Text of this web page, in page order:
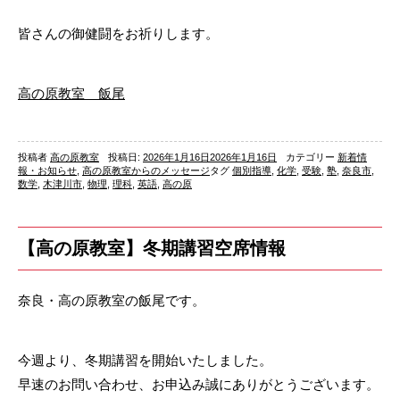
皆さんの御健闘をお祈りします。
高の原教室 飯尾
投稿者 高の原教室 投稿日: 2026年1月16日2026年1月16日 カテゴリー 新着情
報・お知らせ 高の原教室からのメッセージタグ 個別指導 化学 受験 塾 奈良市
数学 木津川市 物理 理科 英語 高の原
【高の原教室】冬期講習空席情報
奈良・高の原教室の飯尾です。
今週より、冬期講習を開始いたしました。
早速のお問い合わせ、お申込み誠にありがとうございます。